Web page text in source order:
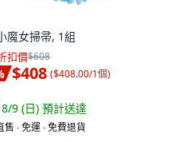
魔女掃帚, 1組
扣價$608
$408 ($408.00/1個)
9 (日) 預計送達
售 ∙ 免運 ∙ 免費退貨